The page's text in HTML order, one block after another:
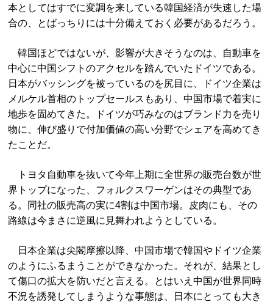
本としてはすでに変調を来している韓国経済が失速した場
合の、とばっちりには十分備えておく必要があるだろう。
韓国ほどではないが、影響が大きそうなのは、自動車を
中心に中国シフトのアクセルを踏んでいたドイツである。
日本がバッシングを被っているのを尻目に、ドイツ企業は
メルケル首相のトップセールスもあり、中国市場で着実に
地歩を固めてきた。ドイツが巧みなのはブランド力を売り
物に、伸び盛りで付加価値の高い分野でシェアを高めてき
たことだ。
トヨタ自動車を抜いて今年上期に全世界の販売台数が世
界トップになった、フォルクスワーゲンはその典型であ
る。同社の販売高の実に4割は中国市場。皮肉にも、その
路線は今まさに逆風に見舞われようとしている。
日本企業は尖閣摩擦以降、中国市場で韓国やドイツ企業
のようにふるまうことができなかった。それが、結果とし
て傷口の拡大を防いだと言える。とはいえ中国が世界同時
不況を誘発してしまうような事態は、日本にとっても大き